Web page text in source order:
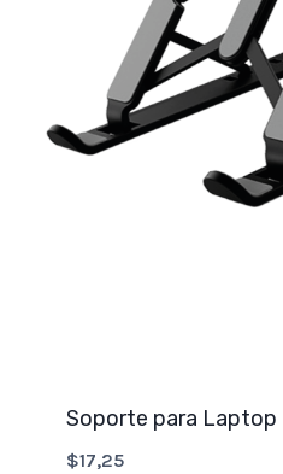
Soporte para Laptop
$17,25